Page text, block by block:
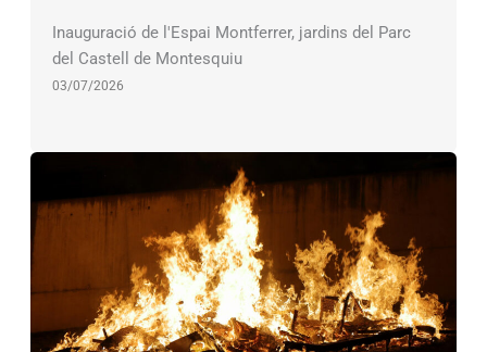
Inauguració de l'Espai Montferrer, jardins del Parc
del Castell de Montesquiu
03/07/2026